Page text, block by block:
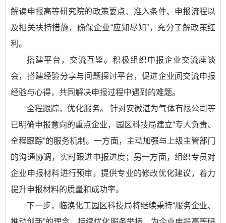
解读申报高等研究院的政策要点、准入条件、申报流程以
及相关扶持措施，确保企业“应知尽知”，充分了解政策红
利。
搭建平台，交流互鉴。积极组织申报企业交流座谈
会，搭建经验分享与问题探讨平台，促进企业间交流申报
经验与心得，共同解决申报过程中遇到的难题。
全程跟踪，优化服务。 针对安徽湛为气体有限公司等
已明确申报意向的重点企业，园区科技局建立“专人负责、
全程跟踪”的服务机制。一方面，主动加强与上级主管部门
的沟通协调，实时跟进申报进度；另一方面，组织专员对
企业申报材料进行预审，提供专业的修改优化建议，着力
提升申报材料的质量和成功率。
下一步，临涣化工园区科技局将继续秉持“服务企业、